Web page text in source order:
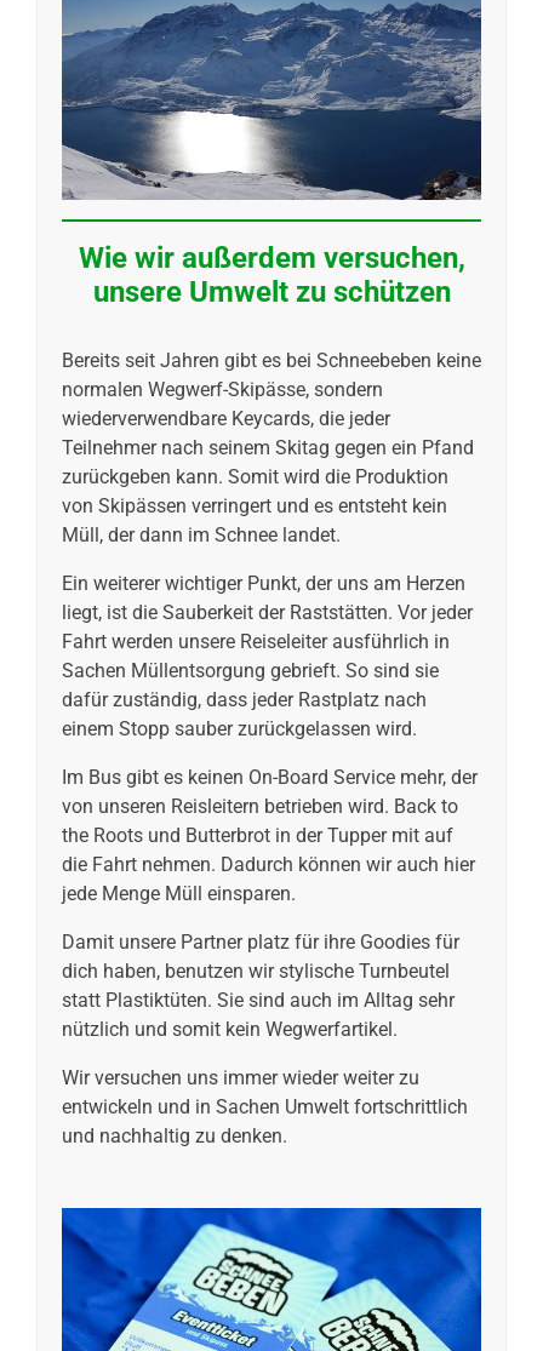
Wie wir außerdem versuchen,
unsere Umwelt zu schützen
Bereits seit Jahren gibt es bei Schneebeben keine
normalen Wegwerf-Skipässe, sondern
wiederverwendbare Keycards, die jeder
Teilnehmer nach seinem Skitag gegen ein Pfand
zurückgeben kann. Somit wird die Produktion
von Skipässen verringert und es entsteht kein
Müll, der dann im Schnee landet.
Ein weiterer wichtiger Punkt, der uns am Herzen
liegt, ist die Sauberkeit der Raststätten. Vor jeder
Fahrt werden unsere Reiseleiter ausführlich in
Sachen Müllentsorgung gebrieft. So sind sie
dafür zuständig, dass jeder Rastplatz nach
einem Stopp sauber zurückgelassen wird.
Im Bus gibt es keinen On-Board Service mehr, der
von unseren Reisleitern betrieben wird. Back to
the Roots und Butterbrot in der Tupper mit auf
die Fahrt nehmen. Dadurch können wir auch hier
jede Menge Müll einsparen.
Damit unsere Partner platz für ihre Goodies für
dich haben, benutzen wir stylische Turnbeutel
statt Plastiktüten. Sie sind auch im Alltag sehr
nützlich und somit kein Wegwerfartikel.
Wir versuchen uns immer wieder weiter zu
entwickeln und in Sachen Umwelt fortschrittlich
und nachhaltig zu denken.